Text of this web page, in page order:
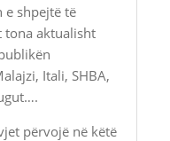
shpejtë të
tona aktualisht
Itali, SHBA,
përvojë në këtë